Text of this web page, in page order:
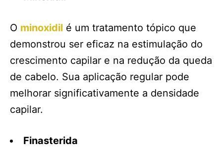
O minoxidil é um tratamento tópico que
demonstrou ser eficaz na estimulação do
crescimento capilar e na redução da queda
de cabelo. Sua aplicação regular pode
melhorar significativamente a densidade
capilar.
Finasterida